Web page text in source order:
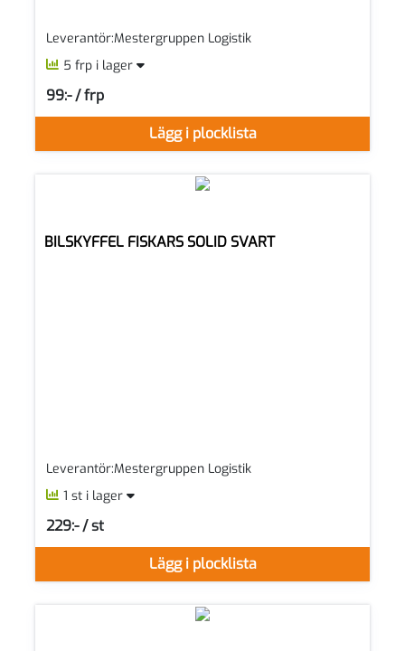
Leverantör:Mestergruppen Logistik
5 frp i lager
Lägg i plocklista
99:- / frp
SEK per FRP
BILSKYFFEL FISKARS SOLID SVART
Leverantör:Mestergruppen Logistik
1 st i lager
Lägg i plocklista
229:- / st
SEK per ST